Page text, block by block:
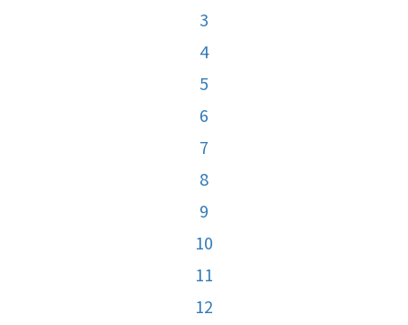
3
4
5
6
7
8
9
10
11
12